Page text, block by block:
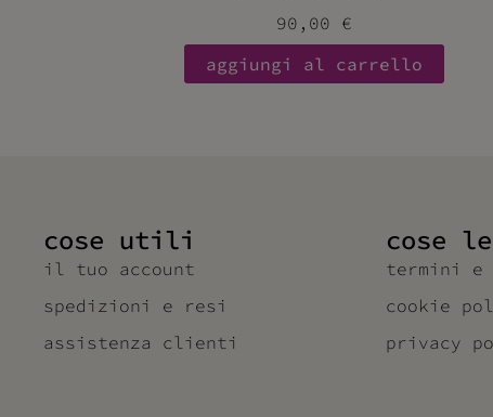
90,00 €
aggiungi al carrello
cose utili
il tuo account
spedizioni e resi
assistenza clienti
cose
termini e
cookie
privacy